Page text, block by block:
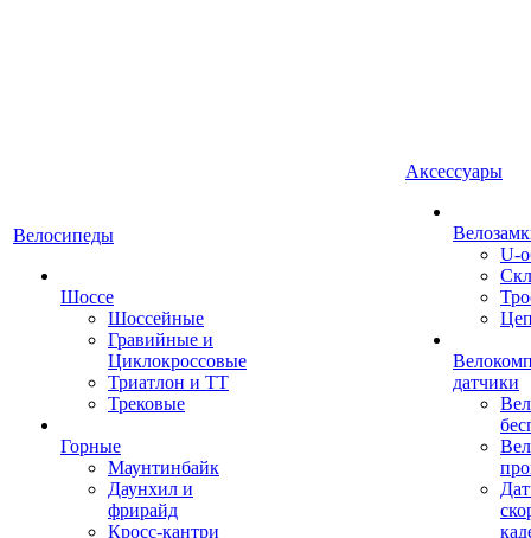
Велосипеды
Шоссе
Шоссейные
Гравийные и
Циклокроссовые
Триатлон и ТТ
Трековые
Горные
Маунтинбайк
Даунхил и
фрирайд
Кросс-кантри
Аксессуары
U-
датчики